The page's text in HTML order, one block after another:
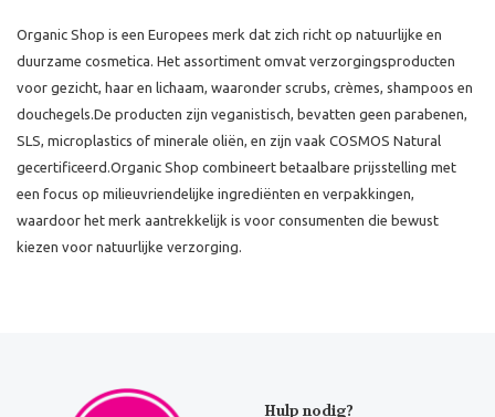
Organic Shop is een Europees merk dat zich richt op natuurlijke en
duurzame cosmetica. Het assortiment omvat verzorgingsproducten
voor gezicht, haar en lichaam, waaronder scrubs, crèmes, shampoos en
douchegels. De producten zijn veganistisch, bevatten geen parabenen,
SLS, microplastics of minerale oliën, en zijn vaak COSMOS Natural
gecertificeerd. Organic Shop combineert betaalbare prijsstelling met
een focus op milieuvriendelijke ingrediënten en verpakkingen,
waardoor het merk aantrekkelijk is voor consumenten die bewust
kiezen voor natuurlijke verzorging.
Hulp nodig?